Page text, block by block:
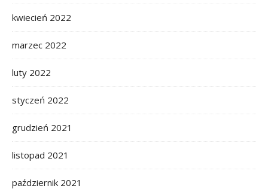
kwiecień 2022
marzec 2022
luty 2022
styczeń 2022
grudzień 2021
listopad 2021
październik 2021